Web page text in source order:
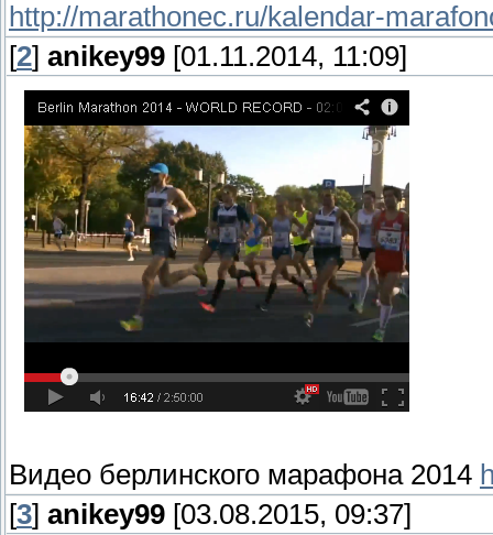
http://marathonec.ru/kalendar-
[2] anikey99 [01.11.2014, 11:09]
Видео берлинского марафона 2014
[3] anikey99 [03.08.2015, 09:37]